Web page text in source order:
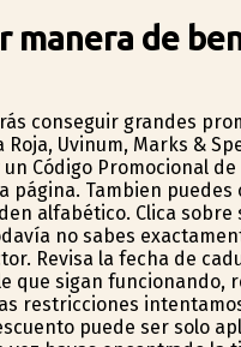
manera de
conseguir grandes
Uvinum, Marks &
Código Promocional
Tambien
alfabético. Clica sobre
no sabes
Revisa la fecha de
que sigan funcionando,
restricciones
puede ser solo